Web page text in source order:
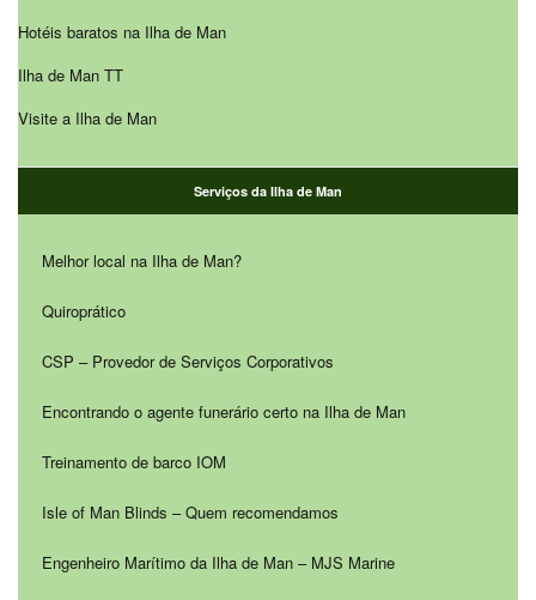
Hotéis baratos na Ilha de Man
Ilha de Man TT
Visite a Ilha de Man
Serviços da Ilha de Man
Melhor local na Ilha de Man?
Quiroprático
CSP – Provedor de Serviços Corporativos
Encontrando o agente funerário certo na Ilha de Man
Treinamento de barco IOM
Isle of Man Blinds – Quem recomendamos
Engenheiro Marítimo da Ilha de Man – MJS Marine